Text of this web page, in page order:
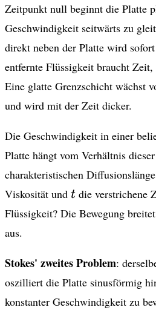
Zeitpunkt null beginnt die Platte
Geschwindigkeit seitwärts zu
direkt neben der Platte wird
entfernte Flüssigkeit braucht
Eine glatte Grenzschicht wächst
und wird mit der Zeit dicker.
Die Geschwindigkeit in einer
Platte hängt vom Verhältnis
charakteristischen Diffusionslänge
Viskosität und t
t die verstrichene
Flüssigkeit? Die Bewegung
aus.
Stokes' zweites Problem:
oszilliert die Platte sinusförmig
konstanter Geschwindigkeit zu